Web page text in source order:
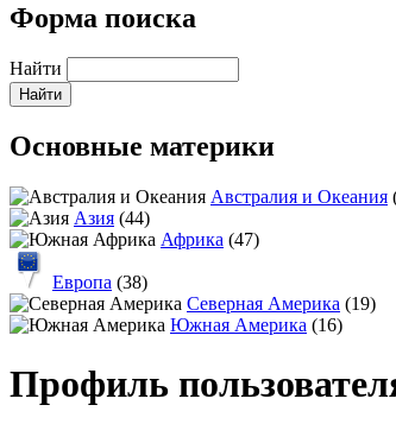
Форма поиска
Найти
Основные материки
Австралия и Океания
Азия (44)
Африка (47)
Европа (38)
Северная Америка (19)
Южная Америка (16)
Профиль